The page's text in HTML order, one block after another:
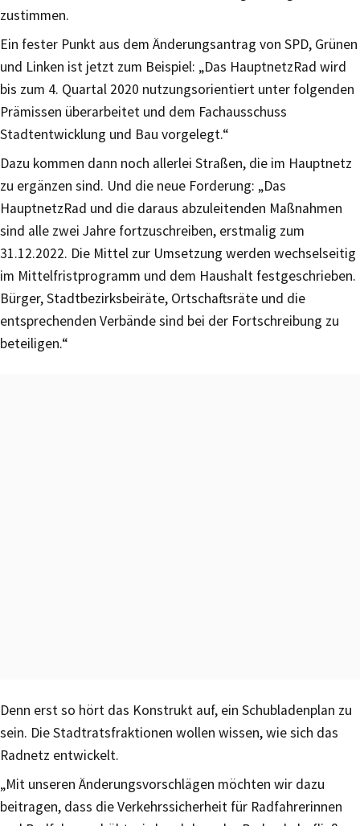
zustimmen.
Ein fester Punkt aus dem Änderungsantrag von SPD, Grünen
und Linken ist jetzt zum Beispiel: „Das HauptnetzRad wird
bis zum 4. Quartal 2020 nutzungsorientiert unter folgenden
Prämissen überarbeitet und dem Fachausschuss
Stadtentwicklung und Bau vorgelegt.“
Dazu kommen dann noch allerlei Straßen, die im Hauptnetz
zu ergänzen sind. Und die neue Forderung: „Das
HauptnetzRad und die daraus abzuleitenden Maßnahmen
sind alle zwei Jahre fortzuschreiben, erstmalig zum
31.12.2022. Die Mittel zur Umsetzung werden wechselseitig
im Mittelfristprogramm und dem Haushalt festgeschrieben.
Bürger, Stadtbezirksbeiräte, Ortschaftsräte und die
entsprechenden Verbände sind bei der Fortschreibung zu
beteiligen.“
Denn erst so hört das Konstrukt auf, ein Schubladenplan zu
sein. Die Stadtratsfraktionen wollen wissen, wie sich das
Radnetz entwickelt.
„Mit unseren Änderungsvorschlägen möchten wir dazu
beitragen, dass die Verkehrssicherheit für Radfahrerinnen